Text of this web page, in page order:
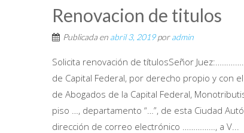
Renovacion de titulos
Publicada en abril 3, 2019poradmin
Solicita renovación de títulosSeñor
de Capital Federal, por derecho propio y con
de Abogados de la Capital Federal,
piso …, departamento “…”, de esta Ciudad
dirección de correo electrónico ……………, a V...